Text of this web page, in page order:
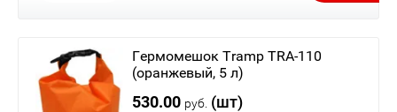
Гермомешок Tramp TRA-110
(оранжевый, 5 л)
530.00 руб. (шт)